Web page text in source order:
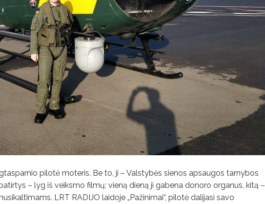
pilotė moteris. Be to, ji – Valstybės sienos apsaugos tarnybos
– lyg iš veiksmo filmų: vieną dieną ji gabena donoro organus, kitą –
LRT RADIJO laidoje „Pažinimai“, pilotė dalijasi savo